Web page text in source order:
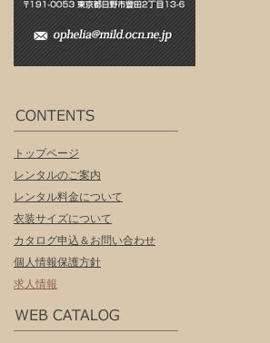
トップページ
レンタルのご案内
レンタル料金について
衣装サイズについて
カタログ申込＆お問い合わせ
個人情報保護方針
求人情報